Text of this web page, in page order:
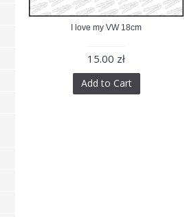
I love my VW 18cm
15.00 zł
Add to Cart